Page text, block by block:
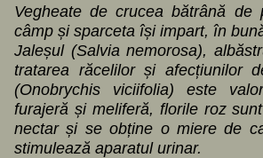
Vegheate de crucea bătrână de
câmp și sparceta își impart, în
Jaleșul (Salvia nemorosa),
tratarea răcelilor și afecțiunilor
(Onobrychis viciifolia) este
furajeră și meliferă, florile roz
nectar și se obține o miere de
stimulează aparatul urinar.